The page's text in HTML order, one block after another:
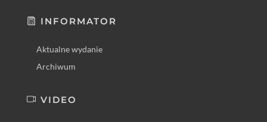
INFORMATOR
Aktualne wydanie
Archiwum
VIDEO